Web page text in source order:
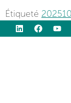
Étiqueté